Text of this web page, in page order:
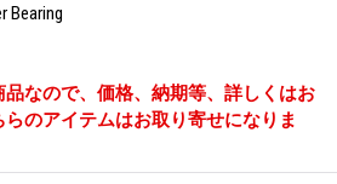
Bearing
品なので、価格、納期等、詳しくはお
のアイテムはお取り寄せになりま